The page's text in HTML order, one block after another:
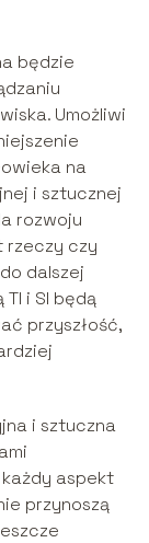
będzie
Umożliwi
na
i sztucznej
rozwoju
rzeczy czy
dalszej
i SI będą
przyszłość,
i sztuczna
aspekt
przynoszą